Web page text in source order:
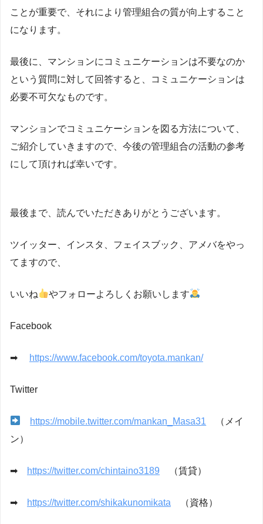
ことが重要で、それにより管理組合の質が向上すること
になります。
最後に、マンションにコミュニケーションは不要なのか
という質問に対して回答すると、コミュニケーションは
必要不可欠なものです。
マンションでコミュニケーションを図る方法について、
ご紹介していきますので、今後の管理組合の活動の参考
にして頂ければ幸いです。
最後まで、読んでいただきありがとうございます。
ツイッター、インスタ、フェイスブック、アメバをやっ
てますので、
いいね やフォローよろしくお願いします
Facebook
➡ https://www.facebook.com/toyota.mankan/
Twitter
https://mobile.twitter.com/mankan_Masa31 （メイ
ン）
➡ https://twitter.com/chintaino3189 （賃貸）
➡ https://twitter.com/shikakunomikata （資格）